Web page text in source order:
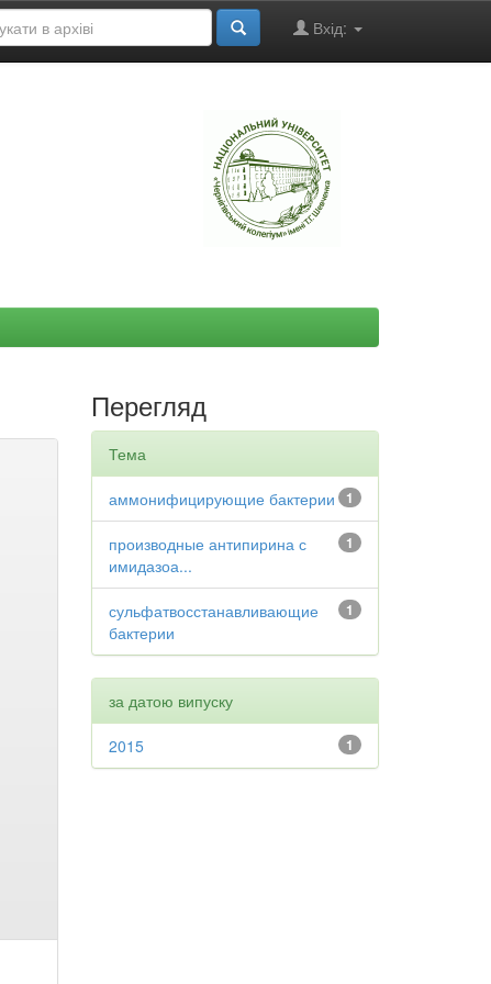
Вхід:
Перегляд
Тема
1
аммонифицирующие бактерии
1
производные антипирина с
имидазоа...
1
сульфатвосстанавливающие
бактерии
за датою випуску
1
2015